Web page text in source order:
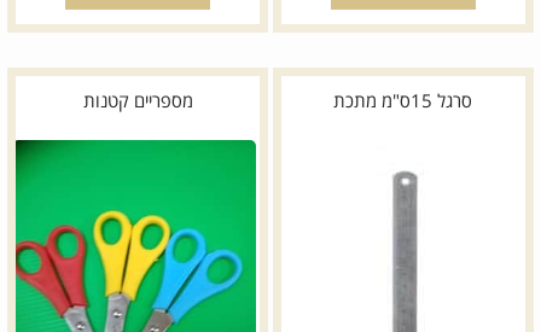
סרגל 15ס"מ מתכת מספריים קטנות